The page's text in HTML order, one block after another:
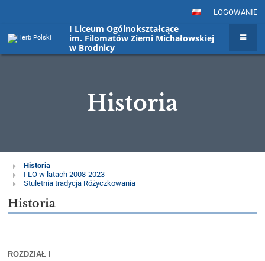
LOGOWANIE
I Liceum Ogólnokształcące
im. Filomatów Ziemi Michałowskiej
w Brodnicy
Historia
Historia
Historia
I LO w latach 2008-2023
Stuletnia tradycja Różyczkowania
Historia
ROZDZIAŁ I